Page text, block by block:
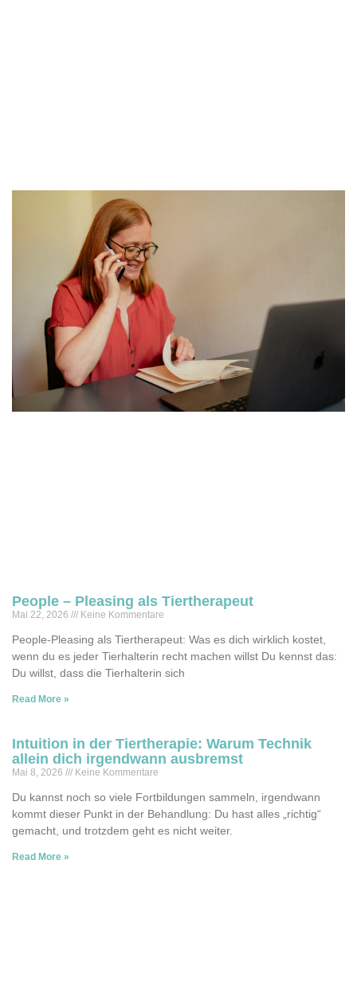
People – Pleasing als Tiertherapeut
Mai 22, 2026 Keine Kommentare
People-Pleasing als Tiertherapeut: Was es dich wirklich kostet,
wenn du es jeder Tierhalterin recht machen willst Du kennst das:
Du willst, dass die Tierhalterin sich
Read More »
Intuition in der Tiertherapie: Warum Technik
allein dich irgendwann ausbremst
Mai 8, 2026 Keine Kommentare
Du kannst noch so viele Fortbildungen sammeln, irgendwann
kommt dieser Punkt in der Behandlung: Du hast alles „richtig“
gemacht, und trotzdem geht es nicht weiter.
Read More »